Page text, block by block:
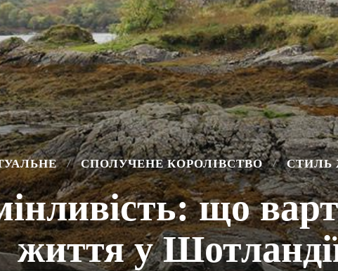
СПОЛУЧЕНЕ КОРОЛІВСТВО СТИЛЬ
що
життя у